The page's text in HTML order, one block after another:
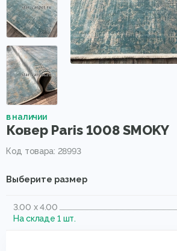
в наличии
Ковер Paris 1008 SMOKY
Код товара: 28993
Выберите размер
3.00 x 4.00
На складе 1 шт.